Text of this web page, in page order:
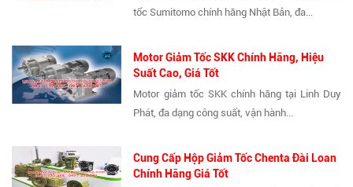
tốc Sumitomo chính hãng Nhật Bản, đa...
Motor Giảm Tốc SKK Chính Hãng, Hiệu
Suất Cao, Giá Tốt
Motor giảm tốc SKK chính hãng tại Linh Duy
Phát, đa dạng công suất, vận hành...
Cung Cấp Hộp Giảm Tốc Chenta Đài Loan
Chính Hãng Giá Tốt